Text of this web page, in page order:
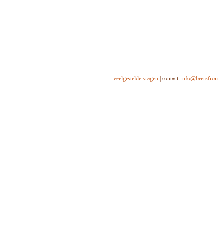
veelgestelde vragen | contact: